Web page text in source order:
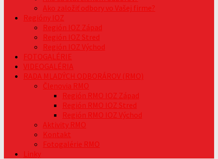
Ako založiť odbory vo Vašej firme?
Regióny IOZ
Región IOZ Západ
Región IOZ Stred
Región IOZ Východ
FOTOGALÉRIE
VIDEOGALÉRIA
RADA MLADÝCH ODBORÁROV (RMO)
Členovia RMO
Región RMO IOZ Západ
Región RMO IOZ Stred
Región RMO IOZ Východ
Aktivity RMO
Kontakt
Fotogalérie RMO
Linky